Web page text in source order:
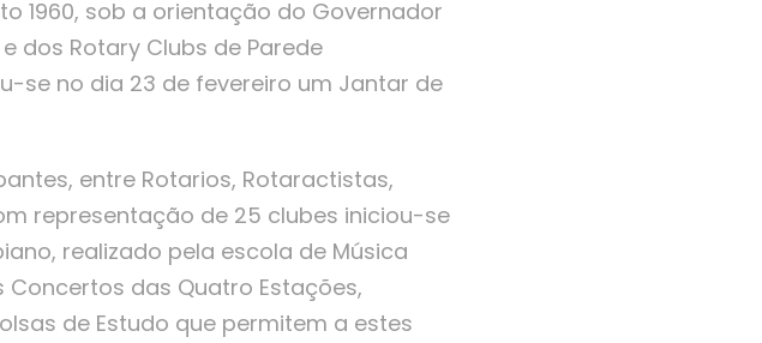
1960, sob a orientação do Governador
dos Rotary Clubs de Parede
se no dia 23 de fevereiro um Jantar de
entre Rotarios, Rotaractistas,
representação de 25 clubes iniciou-se
realizado pela escola de Música
das Quatro Estações,
de Estudo que permitem a estes